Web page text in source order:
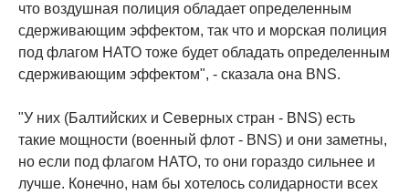
что воздушная полиция обладает определенным
сдерживающим эффектом, так что и морская полиция
под флагом НАТО тоже будет обладать определенным
сдерживающим эффектом", - сказала она BNS.
"У них (Балтийских и Северных стран - BNS) есть
такие мощности (военный флот - BNS) и они заметны,
но если под флагом НАТО, то они гораздо сильнее и
лучше. Конечно, нам бы хотелось солидарности всех